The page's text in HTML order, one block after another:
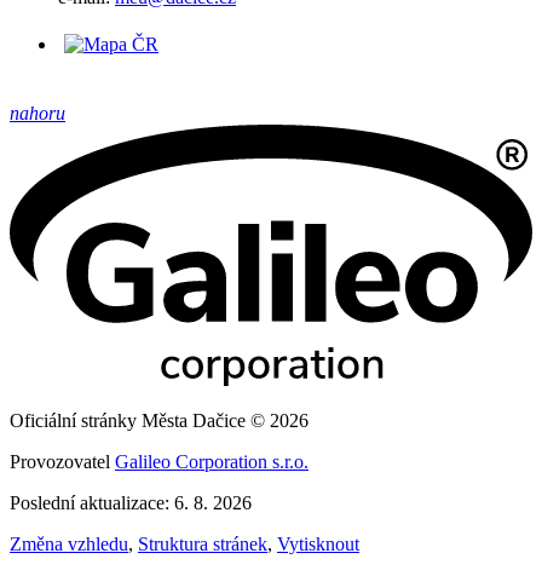
nahoru
Oficiální stránky Města Dačice © 2026
Provozovatel Galileo Corporation s.r.o.
Poslední aktualizace: 6. 8. 2026
Změna vzhledu, Struktura stránek, Vytisknout